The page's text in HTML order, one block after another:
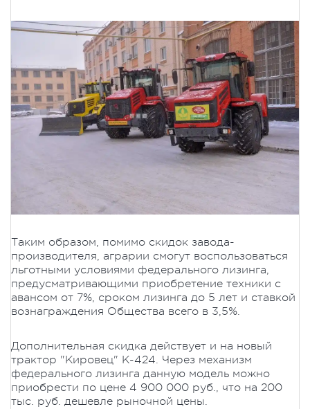
Таким образом, помимо скидок завода-
производителя, аграрии смогут воспользоваться
льготными условиями федерального лизинга,
предусматривающими приобретение техники с
авансом от 7%, сроком лизинга до 5 лет и ставкой
вознаграждения Общества всего в 3,5%.
Дополнительная скидка действует и на новый
трактор "Кировец" К-424. Через механизм
федерального лизинга данную модель можно
приобрести по цене 4 900 000 руб., что на 200
тыс. руб. дешевле рыночной цены.